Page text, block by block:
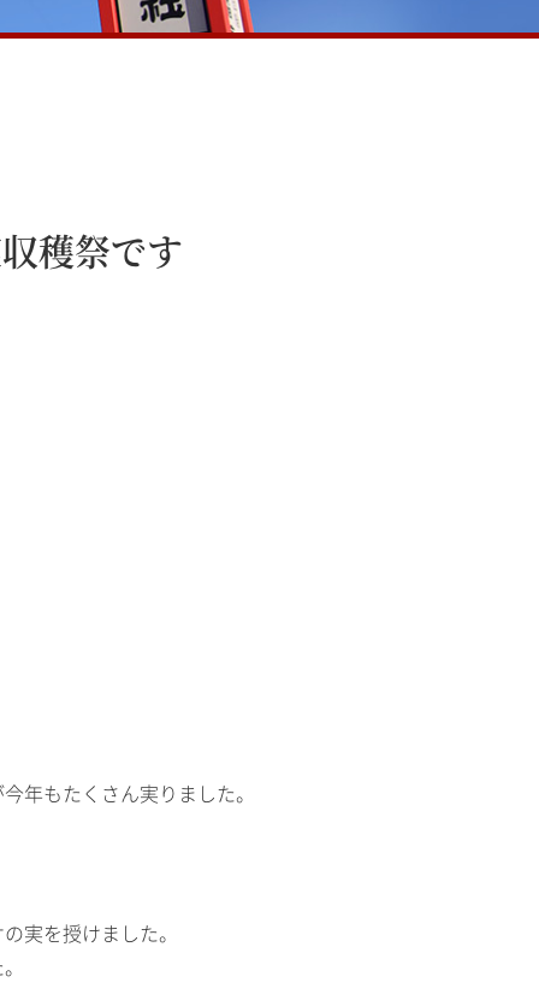
穫祭です
年もたくさん実りました。
実を授けました。